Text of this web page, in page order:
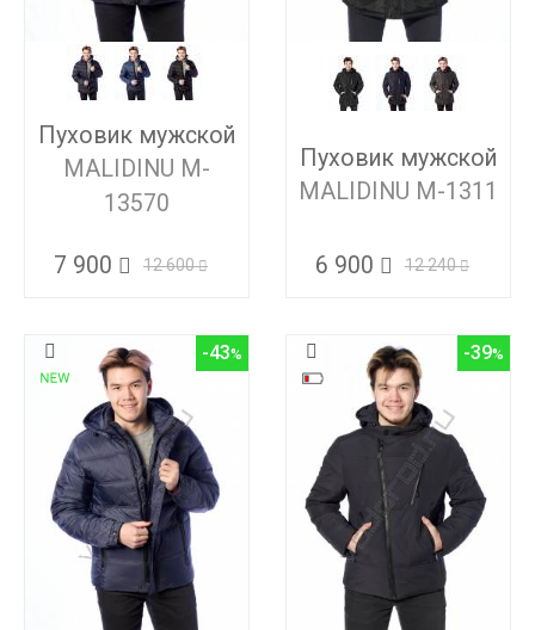
Пуховик мужской
MALIDINU M-
13570
7 900 12 600
Пуховик мужской
MALIDINU M-1311
6 900 12 240
-43 -39